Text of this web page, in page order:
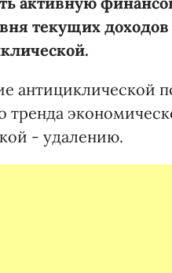
текущих
антициклической
- удалению.